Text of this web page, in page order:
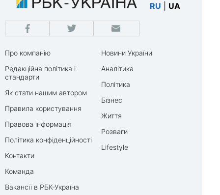
RU UA
Про компанію
Редакційна політика і
стандарти
Як стати нашим автором
Правила користування
Правова інформація
Політика конфіденційності
Контакти
Команда
Вакансії в РБК-Україна
Новини України
Аналітика
Політика
Бізнес
Життя
Розваги
Lifestyle